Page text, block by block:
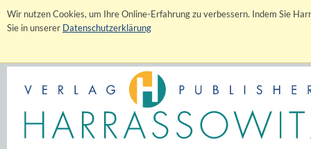
Wir nutzen Cookies, um Ihre Online-Erfahrung zu verbessern. Indem Sie
Sie in unserer Datenschutzerklärung